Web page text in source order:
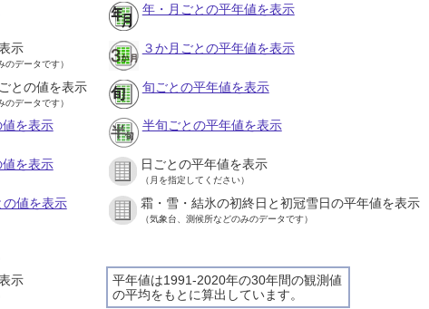
年・月ごとの平年値を表示
示
のデータです）
３か月ごとの平年値を表示
との値を表示
のデータです）
旬ごとの平年値を表示
を表示 半旬ごとの平年値を表示
を表示 日ごとの平年値を表示
（月を指定してください）
値を表示 霜・雪・結氷の初終日と初冠雪日の平年値を表示
（気象台、測候所などのみのデータです）
平年値は1991-2020年の30年間の観測値
の平均をもとに算出しています。
示